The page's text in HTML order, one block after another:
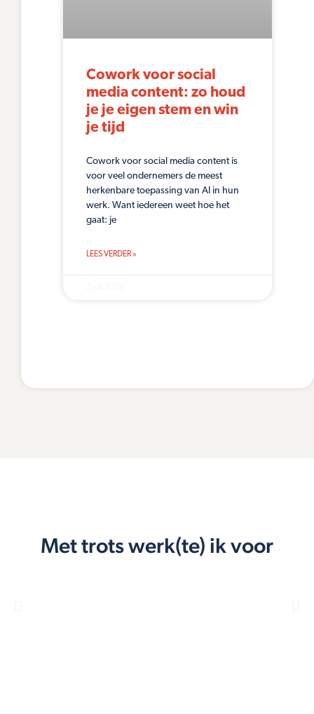
Cowork voor social
media content: zo houd
je je eigen stem en win
je tijd
Cowork voor social media content is
voor veel ondernemers de meest
herkenbare toepassing van AI in hun
werk. Want iedereen weet hoe het
gaat: je
LEES VERDER »
Met trots werk(te) ik voor